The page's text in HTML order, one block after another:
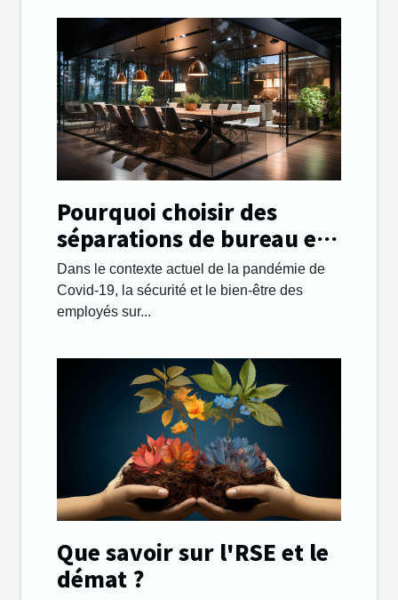
Pourquoi choisir des
séparations de bureau en
plexiglass ?
Dans le contexte actuel de la pandémie de
Covid-19, la sécurité et le bien-être des
employés sur...
Que savoir sur l'RSE et le
démat ?